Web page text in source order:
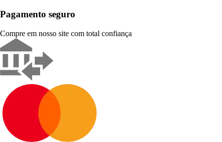
Pagamento seguro
Compre em nosso site com total confiança